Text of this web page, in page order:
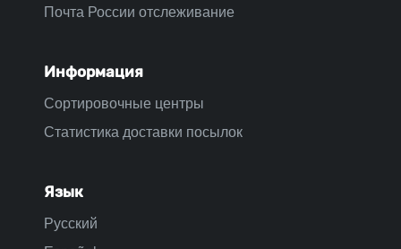
Почта России отслеживание
Информация
Сортировочные центры
Статистика доставки посылок
Язык
Русский